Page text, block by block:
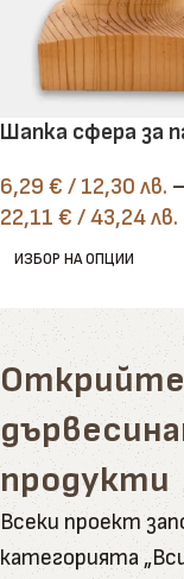
Шапка сфера за
6,29 € / 12,30 лв.
22,11 € / 43,24 лв.
ИЗБОР НА ОПЦИИ
продукти
Всеки проект
категорията